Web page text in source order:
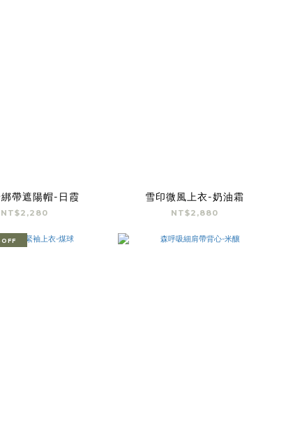
帶遮陽帽-日霞
NT$2,280
雪印微風上衣-奶油霜
NT$2,880